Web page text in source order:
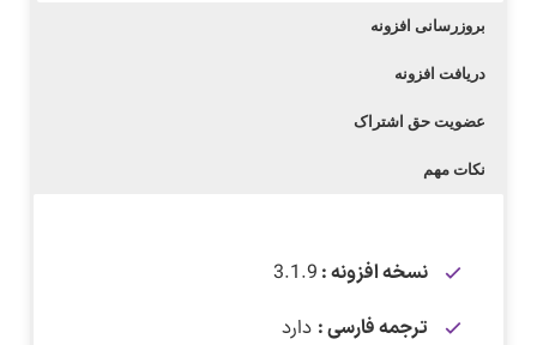
بروزرسانی افزونه
دریافت افزونه
عضویت حق اشتراک
نکات مهم
نسخه افزونه : 3.1.9
ترجمه فارسی : دارد